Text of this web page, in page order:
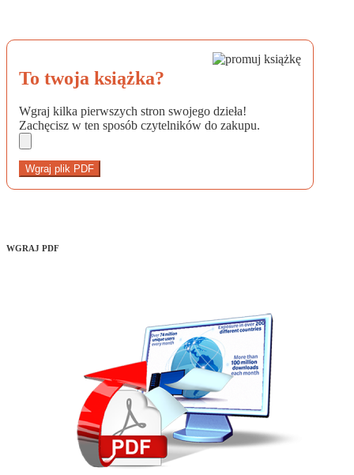
To twoja książka?
Wgraj kilka pierwszych stron swojego dzieła!
Zachęcisz w ten sposób czytelników do zakupu.
Wgraj plik PDF
WGRAJ PDF